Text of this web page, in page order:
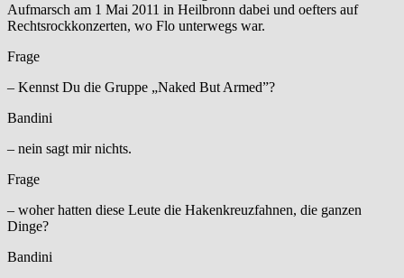
Aufmarsch am 1 Mai 2011 in Heilbronn dabei und oefters auf
Rechtsrockkonzerten, wo Flo unterwegs war.
Frage
– Kennst Du die Gruppe „Naked But Armed”?
Bandini
– nein sagt mir nichts.
Frage
– woher hatten diese Leute die Hakenkreuzfahnen, die ganzen
Dinge?
Bandini